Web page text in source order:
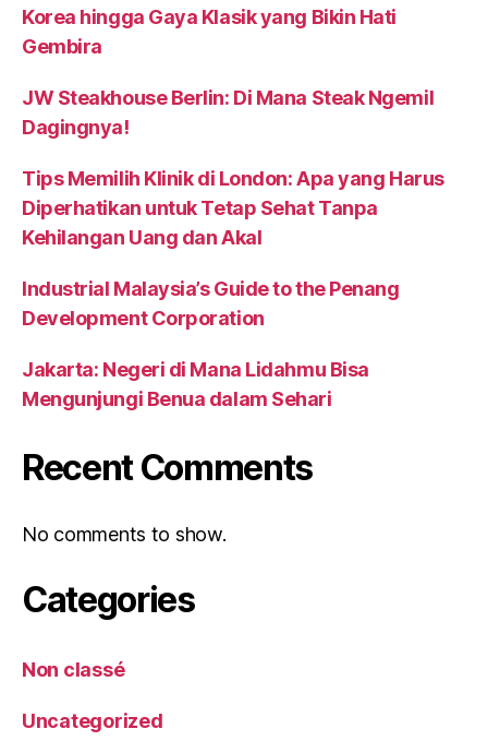
Korea hingga Gaya Klasik yang Bikin Hati
Gembira
JW Steakhouse Berlin: Di Mana Steak Ngemil
Dagingnya!
Tips Memilih Klinik di London: Apa yang Harus
Diperhatikan untuk Tetap Sehat Tanpa
Kehilangan Uang dan Akal
Industrial Malaysia’s Guide to the Penang
Development Corporation
Jakarta: Negeri di Mana Lidahmu Bisa
Mengunjungi Benua dalam Sehari
Recent Comments
No comments to show.
Categories
Non classé
Uncategorized